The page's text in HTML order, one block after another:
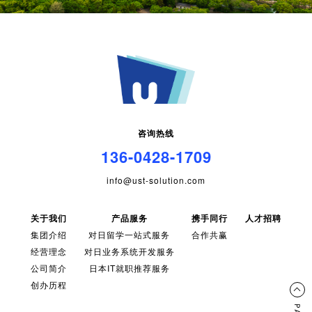
咨询热线
136-0428-1709
info@ust-solution.com
关于我们
集团介绍
经营理念
公司简介
创办历程
产品服务
对日留学一站式服务
对日业务系统开发服务
日本IT就职推荐服务
携手同行
合作共赢
人才招聘